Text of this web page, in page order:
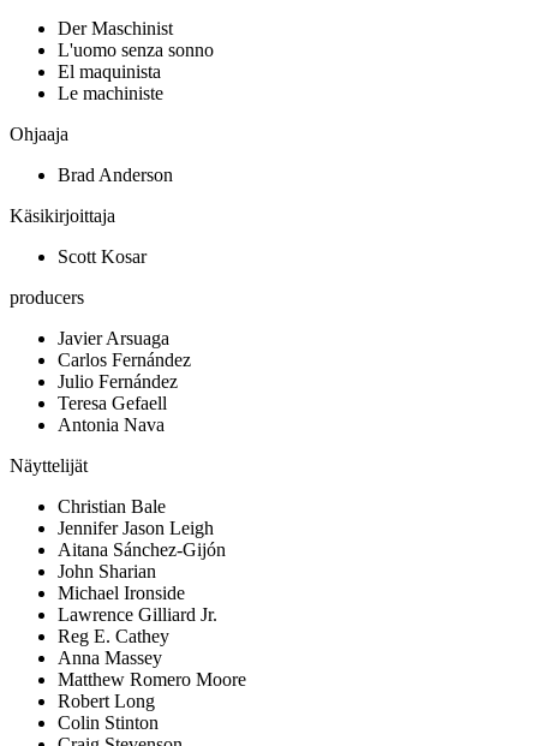
Der Maschinist
L'uomo senza sonno
El maquinista
Le machiniste
Ohjaaja
Brad Anderson
Käsikirjoittaja
Scott Kosar
producers
Javier Arsuaga
Carlos Fernández
Julio Fernández
Teresa Gefaell
Antonia Nava
Näyttelijät
Christian Bale
Jennifer Jason Leigh
Aitana Sánchez-Gijón
John Sharian
Michael Ironside
Lawrence Gilliard Jr.
Reg E. Cathey
Anna Massey
Matthew Romero Moore
Robert Long
Colin Stinton